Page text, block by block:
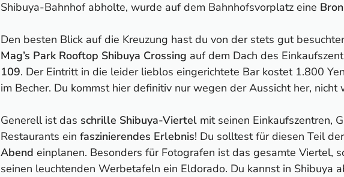
Shibuya-Bahnhof abholte, wurde auf dem Bahnhofsvorplatz eine
Den besten Blick auf die Kreuzung hast du von der stets gut
Mag’s Park Rooftop Shibuya Crossing auf dem Dach des
109. Der Eintritt in die leider lieblos eingerichtete Bar kostet 1.800
im Becher. Du kommst hier definitiv nur wegen der Aussicht her, nicht
Generell ist das schrille Shibuya-Viertel mit seinen Einkaufszentren,
Restaurants ein faszinierendes Erlebnis! Du solltest für diesen Teil
Abend einplanen. Besonders für Fotografen ist das gesamte Viertel,
seinen leuchtenden Werbetafeln ein Eldorado. Du kannst in Shibuya